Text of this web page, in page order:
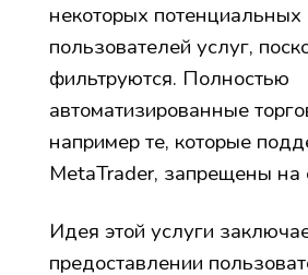
некоторых потенциальных
пользователей услуг,
фильтруются. Полностью
автоматизированные
например те, которые
MetaTrader, запрещены на
Идея этой услуги
предоставлении